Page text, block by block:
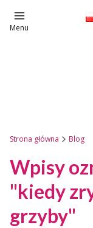
Menu
Strona główna Blog
Wpisy
"kiedy
grzyby"